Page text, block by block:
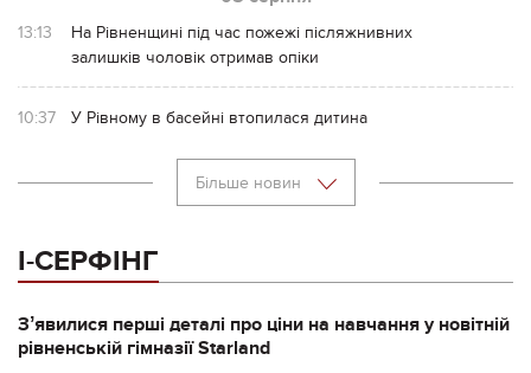
13:13
На Рівненщині під час пожежі післяжнивних
залишків чоловік отримав опіки
10:37 У Рівному в басейні втопилася дитина
Більше новин
І-СЕРФІНГ
Зʼявилися перші деталі про ціни на навчання у новітній
рівненській гімназії Starland